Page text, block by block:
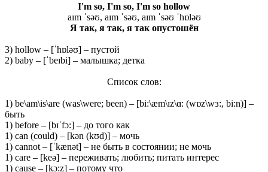
I'm so, I'm so, I'm so hollow
aɪm ˈsəʊ, aɪm ˈsəʊ, aɪm ˈsəʊ ˈhɒləʊ
Я так, я так, я так опустошён
3) hollow – [ˈhɒləʊ] – пустой
2) baby – [ˈbeɪbi] – малышка; детка
Список слов:
1) be\am\is\are (was\were; been) – [bi:\æm\ɪz\ɑ: (wɒz\wɜ:, bi:n)] –
быть
1) before – [bɪˈfɔ:] – до того как
1) can (could) – [kən (kʊd)] – мочь
1) cannot – [ˈkænət] – не быть в состоянии; не мочь
1) care – [keə] – переживать; любить; питать интерес
1) cause – [kɔ:z] – потому что